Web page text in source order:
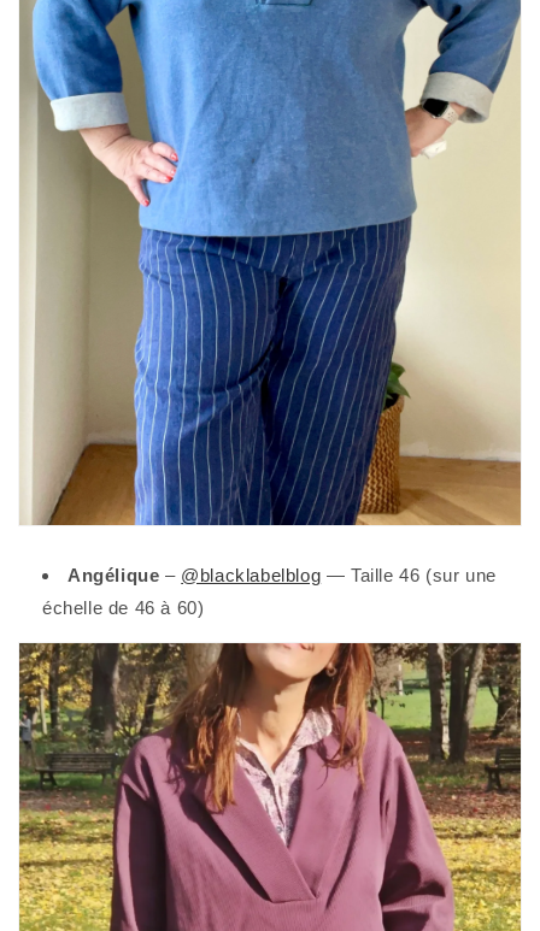
Angélique – @blacklabelblog — Taille 46 (sur une
échelle de 46 à 60)